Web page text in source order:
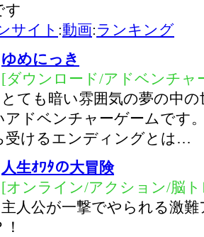
す
サイト :動画:ランキング
ゆめにっき
[ダウンロード/アドベンチャ
とても暗い雰囲気の夢の中
アドベンチャーゲームです
受けるエンディングとは…
人生ｵﾜﾀの大冒険
[オンライン/アクション/脳
主人公が一撃でやられる激